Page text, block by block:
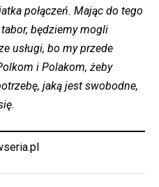
połączeń. Mając do tego
będziemy mogli
usługi, bo my przede
i Polakom, żeby
jaką jest swobodne,